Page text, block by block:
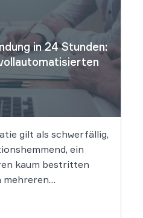
Unternehmen
nach dem
Die
[…]
in 24 Stunden:
gilt als schwerfällig,
ein
kaum bestritten
mehreren
schaffen. Der Ansatz